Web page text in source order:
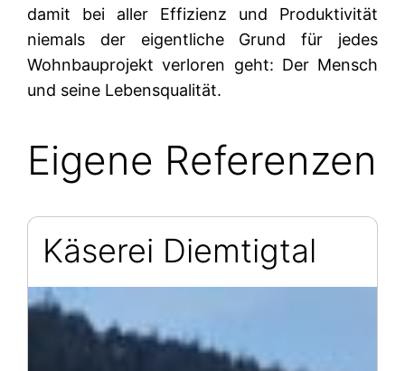
damit bei aller Effizienz und Produktivität
niemals der eigentliche Grund für jedes
Wohnbauprojekt verloren geht: Der Mensch
und seine Lebensqualität.
Eigene Referenzen
Käserei Diemtigtal